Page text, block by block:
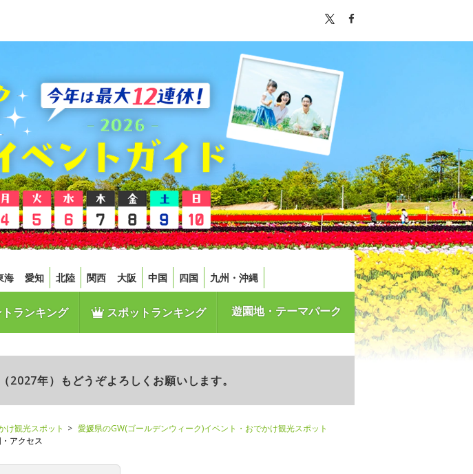
海 愛知 北陸 関西 大阪 中国 四国 九州・沖縄
ランキング スポットランキング 遊園地・テーマパーク
年）もどうぞよろしくお願いします。
け観光スポット
愛媛県のGW(ゴールデンウィーク)イベント・おでかけ観光スポット
アクセス